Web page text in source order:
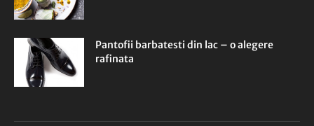
Pantofii barbatesti din lac – o alegere
rafinata